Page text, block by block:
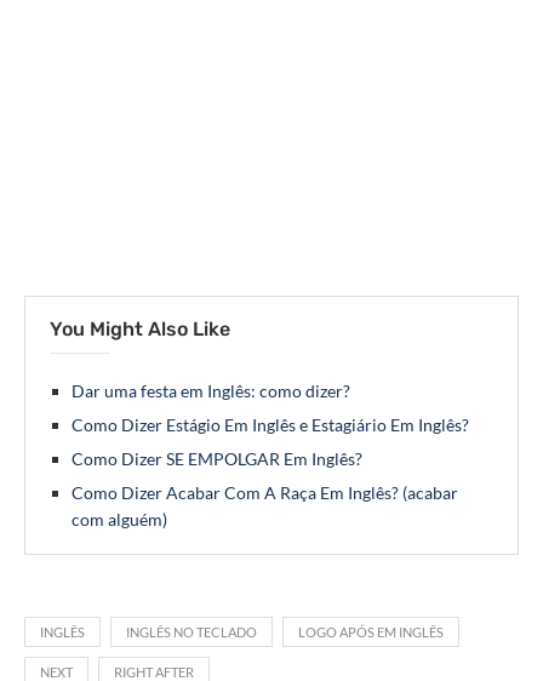
You Might Also Like
Dar uma festa em Inglês: como dizer?
Como Dizer Estágio Em Inglês e Estagiário Em Inglês?
Como Dizer SE EMPOLGAR Em Inglês?
Como Dizer Acabar Com A Raça Em Inglês? (acabar
com alguém)
INGLÊS INGLÊS NO TECLADO LOGO APÓS EM INGLÊS
NEXT RIGHT AFTER